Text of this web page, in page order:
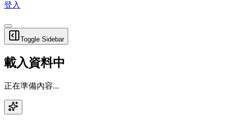
登入
Toggle Sidebar
載入資料中
正在準備內容...